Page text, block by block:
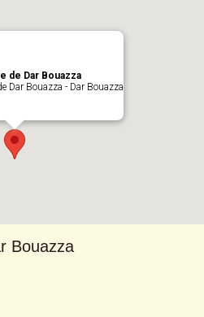
de Dar Bouazza
Dar Bouazza - Dar Bouazza
Bouazza